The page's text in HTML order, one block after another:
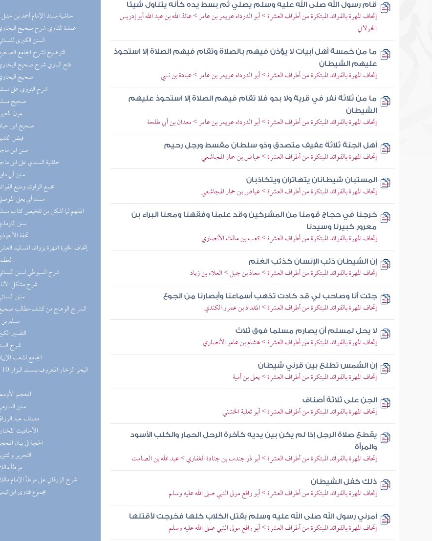
(165) حاشية مسند الإمام أحمد بن حنبل
(81) عمدة القاري شرح صحيح
(72) السنن الكبرى
(70) التوضيح لشرح الجامع
(68) فتح الباري شرح صحيح
(62) صحيح
(59) شرح النووي على
(58) صحيح
(57) عون
(55) صحيح ابن
(53) فيض
(52) سنن ابن
(52) حاشية السندي على ابن
(51) سنن أبي
(51) مجمع الزاوئد ومنبع
(49) مسند أبي يعلى
(46) المفهم لما أشكل من تلخيص كتاب
(43) سنن
(43) تحفة
(38) إتحاف الخيرة المهرة بزوائد المسانيد
(37)
(36) شرح السيوطي لسنن
(35) شرح مشكل
(35) سنن
مسلم
(27) التفسير
(27) شرح
(25) الجامع لشعب
(22) المعجم
(22) سنن
(18) مصنف عبد
(17) الأحاديث
(15) الحجة في بيان
(14) التحرير
(14) موطأ
(14) شرح الزرقاني على موطأ الإمام
(13) مجموع فتاوى ابن
قام رسول الله صلى الله عليه وسلم يصلي ثم بسط يده كأنه يتناول شيئا
إتحاف المهرة بالفوائد المبتكرة من أطراف العشرة > أبو الدرداء عويمر بن عامر > عائذ الله بن عبد الله أبو إدريس
الخولاني
ما من خمسة أهل أبيات لا يؤذن فيهم بالصلاة وتقام فيهم الصلاة إلا استحوذ
عليهم الشيطان
إتحاف المهرة بالفوائد المبتكرة من أطراف العشرة > أبو الدرداء عويمر بن عامر > عبادة بن نسي
ما من ثلاثة نفر في قرية ولا بدو فلا تقام فيهم الصلاة إلا استحوذ عليهم
الشيطان
إتحاف المهرة بالفوائد المبتكرة من أطراف العشرة > أبو الدرداء عويمر بن عامر > معدان بن أبي طلحة
أهل الجنة ثلاثة عفيف متصدق وذو سلطان مقسط ورجل رحيم
إتحاف المهرة بالفوائد المبتكرة من أطراف العشرة > عياض بن حمار المجاشعي
المستبان شيطانان يتهاتران ويتكاذبان
إتحاف المهرة بالفوائد المبتكرة من أطراف العشرة > عياض بن حمار المجاشعي
خرجنا في حجاج قومنا من المشركين وقد علمنا وفقهنا ومعنا البراء بن
معرور كبيرنا وسيدنا
إتحاف المهرة بالفوائد المبتكرة من أطراف العشرة > كعب بن مالك الأنصاري
إن الشيطان ذئب الإنسان كذئب الغنم
إتحاف المهرة بالفوائد المبتكرة من أطراف العشرة > معاذ بن جبل > العلاء بن زياد
جئت أنا وصاحب لي قد كادت تذهب أسماعنا وأبصارنا من الجوع
إتحاف المهرة بالفوائد المبتكرة من أطراف العشرة > المقداد بن عمرو الكندي
لا يحل لمسلم أن يصارم مسلما فوق ثلاث
إتحاف المهرة بالفوائد المبتكرة من أطراف العشرة > هشام بن عامر الأنصاري
إن الشمس تطلع بين قرني شيطان
إتحاف المهرة بالفوائد المبتكرة من أطراف العشرة > يعلى بن أمية
الجن على ثلاثة أصناف
إتحاف المهرة بالفوائد المبتكرة من أطراف العشرة > أبو ثعلبة الخشني
يقطع صلاة الرجل إذا لم يكن بين يديه كآخرة الرحل الحمار والكلب الأسود
والمرأة
إتحاف المهرة بالفوائد المبتكرة من أطراف العشرة > أبو ذر جندب بن جنادة الغفاري > عبد الله بن الصامت
ذلك كفل الشيطان
إتحاف المهرة بالفوائد المبتكرة من أطراف العشرة > أبو رافع مولى النبي صلى الله عليه وسلم
أمرني رسول الله صلى الله عليه وسلم بقتل الكلاب كلها فخرجت لأقتلها
إتحاف المهرة بالفوائد المبتكرة من أطراف العشرة > أبو رافع مولى النبي صلى الله عليه وسلم